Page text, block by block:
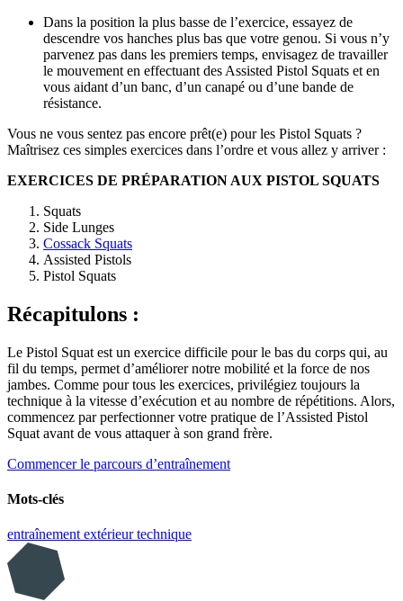
Dans la position la plus basse de l’exercice, essayez de
descendre vos hanches plus bas que votre genou. Si vous n’y
parvenez pas dans les premiers temps, envisagez de travailler
le mouvement en effectuant des Assisted Pistol Squats et en
vous aidant d’un banc, d’un canapé ou d’une bande de
résistance.
Vous ne vous sentez pas encore prêt(e) pour les Pistol Squats ?
Maîtrisez ces simples exercices dans l’ordre et vous allez y arriver :
EXERCICES DE PRÉPARATION AUX PISTOL SQUATS
Squats
Side Lunges
Cossack Squats
Assisted Pistols
Pistol Squats
Récapitulons :
Le Pistol Squat est un exercice difficile pour le bas du corps qui, au
fil du temps, permet d’améliorer notre mobilité et la force de nos
jambes. Comme pour tous les exercices, privilégiez toujours la
technique à la vitesse d’exécution et au nombre de répétitions. Alors,
commencez par perfectionner votre pratique de l’Assisted Pistol
Squat avant de vous attaquer à son grand frère.
Commencer le parcours d’entraînement
Mots-clés
entraînement extérieurtechnique